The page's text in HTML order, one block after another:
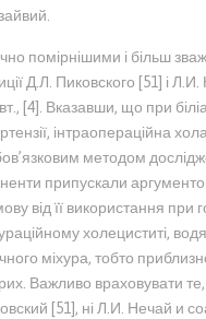
помірнішими і більш
Д.Л. Пиковского [51] і
[4]. Вказавши, що при
інтраопераційна
методом
припускали
від її використання при
холециститі,
міхура, тобто
Важливо враховувати
[51], ні Л.И. Нечай и